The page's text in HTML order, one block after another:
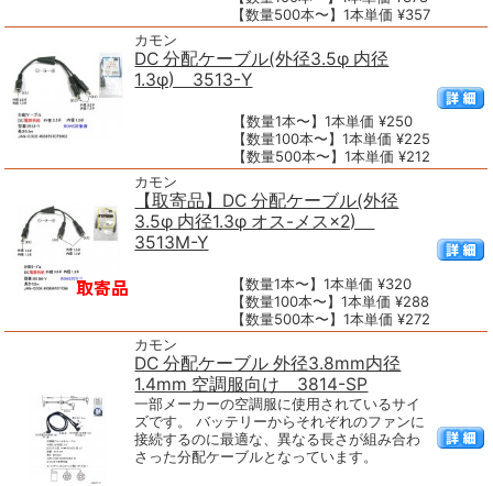
【数量500本〜】1本単価 ¥357
カモン
DC 分配ケーブル(外径3.5φ 内径
1.3φ) 3513-Y
【数量1本〜】1本単価 ¥250
【数量100本〜】1本単価 ¥225
【数量500本〜】1本単価 ¥212
カモン
【取寄品】DC 分配ケーブル(外径
3.5φ 内径1.3φ オス-メス×2)
3513M-Y
【数量1本〜】1本単価 ¥320
【数量100本〜】1本単価 ¥288
【数量500本〜】1本単価 ¥272
カモン
DC 分配ケーブル 外径3.8mm内径
1.4mm 空調服向け 3814-SP
一部メーカーの空調服に使用されているサイ
ズです。 バッテリーからそれぞれのファンに
接続するのに最適な、異なる長さが組み合わ
さった分配ケーブルとなっています。